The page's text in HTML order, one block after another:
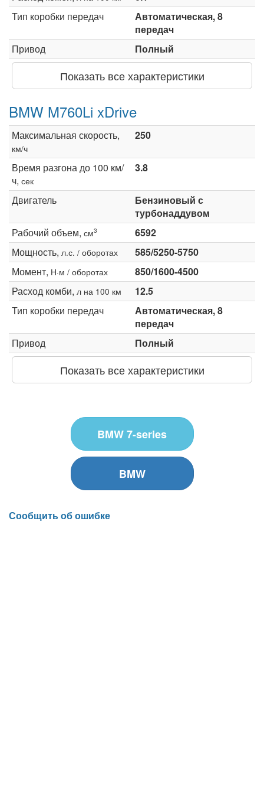
Тип коробки передач
Автоматическая, 8
передач
Привод
Полный
Показать все характеристики
BMW M760Li xDrive
Максимальная скорость,
км/ч
250
Время разгона до 100 км/
ч, сек
3.8
Двигатель
Бензиновый с
турбонаддувом
Рабочий объем, см3
6592
Мощность, л.с. / оборотах
585/5250-5750
Момент, Н·м / оборотах
850/1600-4500
Расход комби, л на 100 км
12.5
Тип коробки передач
Автоматическая, 8
передач
Привод
Полный
Показать все характеристики
BMW 7-series
BMW
Сообщить об ошибке